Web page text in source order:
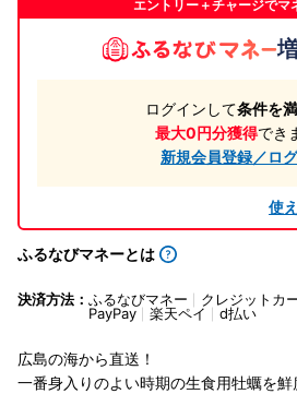
エントリー＋チャージでマ
ログインして条件を
最大0円分獲得でき
新規会員登録／ロ
使
ふるなびマネーとは
決済方法： ふるなびマネー クレジットカ
PayPay
楽天ペイ d払い
広島の海から直送！
一番身入りのよい時期の生食用牡蠣を鮮